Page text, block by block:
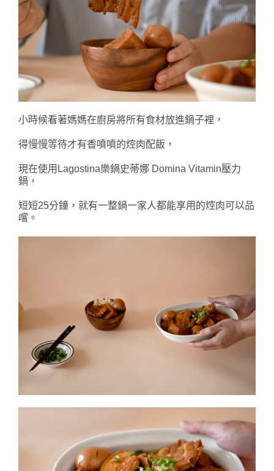
小時候看著媽媽在廚房將所有食材放進鍋子裡，
得慢慢等待才有香噴噴的焢肉配飯，
現在使用Lagostina樂鍋史蒂娜 Domina Vitamin壓力
鍋，
短短25分鐘，就有一整鍋一家人都能享用的焢肉可以品
嚐。